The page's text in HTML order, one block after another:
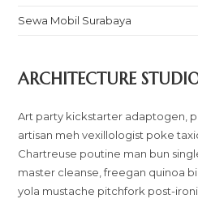
Sewa Mobil Surabaya
ARCHITECTURE
Art party kickstarter adaptogen,
artisan meh vexillologist poke
Chartreuse poutine man bun
master cleanse, freegan quinoa
yola mustache pitchfork post-